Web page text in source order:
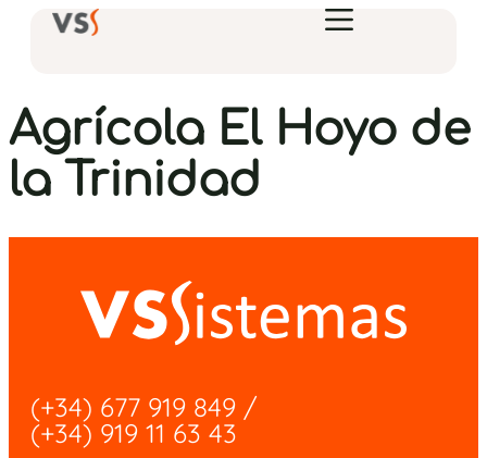
Agrícola El Hoyo de
la Trinidad
(+34) 677 919 849 /
(+34) 919 11 63 43